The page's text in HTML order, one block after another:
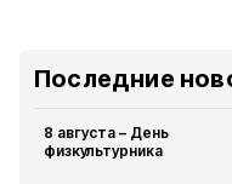
Последние
8 августа – День
физкультурника